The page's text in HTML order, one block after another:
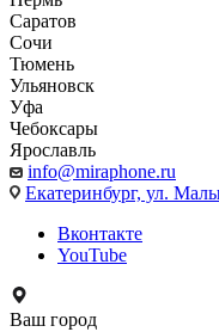
Саратов
Сочи
Тюмень
Ульяновск
Уфа
Чебоксары
Ярославль
info@miraphone.ru
Екатеринбург, ул.
Вконтакте
YouTube
Ваш город